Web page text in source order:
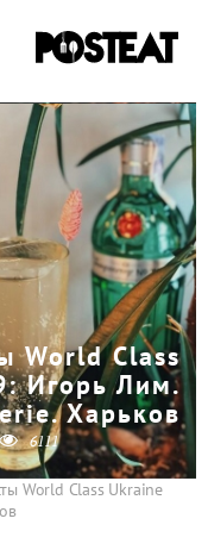
World Class
Игорь Лим.
Харьков
6111
World Class Ukraine